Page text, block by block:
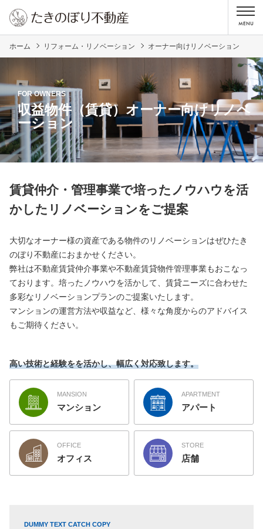
ホーム リフォーム・リノベーション オーナー向けリノベーション
FOR OWNERS
収益物件（賃貸）オーナー向けリノベ
ーション
賃貸仲介・管理事業で培ったノウハウを活
かしたリノベーションをご提案
大切なオーナー様の資産である物件のリノベーションはぜひたき
のぼり不動産におまかせください。
弊社は不動産賃貸仲介事業や不動産賃貸物件管理事業もおこなっ
ております。培ったノウハウを活かして、賃貸ニーズに合わせた
多彩なリノベーションプランのご提案いたします。
マンションの運営方法や収益など、様々な角度からのアドバイス
もご期待ください。
高い技術と経験をを活かし、幅広く対応致します。
MANSION
マンション
APARTMENT
アパート
OFFICE
オフィス
STORE
店舗
DUMMY TEXT CATCH COPY